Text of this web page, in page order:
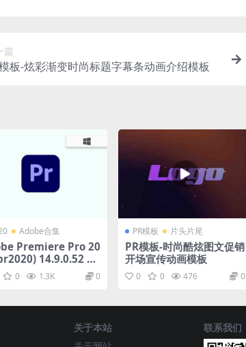
篇
板-炫彩渐变时尚标题字幕条动画介绍模板
Adobe合集
Premiere Pro 20
14.9.0.52 直
0 1.3K 0
PR模板 片头片尾
PR模板-时尚酷炫图文促销
开场宣传动画模板
0 0 476 0
关于本站
联系我们